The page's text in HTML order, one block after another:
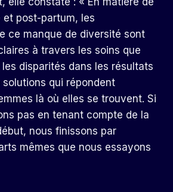
post-partum, les
ce manque de diversité sont
à travers les soins que
disparités dans les résultats
qui répondent
là où elles se trouvent. Si
pas en tenant compte de la
nous finissons par
mêmes que nous essayons